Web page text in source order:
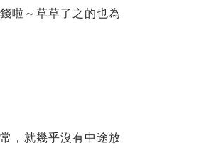
啦～草草了之的也為
，就幾乎沒有中途放